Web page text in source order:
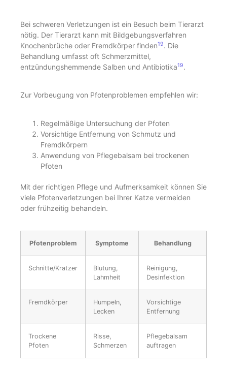
Bei schweren Verletzungen ist ein Besuch beim Tierarzt
nötig. Der Tierarzt kann mit Bildgebungsverfahren
Knochenbrüche oder Fremdkörper finden19. Die
Behandlung umfasst oft Schmerzmittel,
entzündungshemmende Salben und Antibiotika19.
Zur Vorbeugung von Pfotenproblemen empfehlen wir:
Regelmäßige Untersuchung der Pfoten
Vorsichtige Entfernung von Schmutz und
Fremdkörpern
Anwendung von Pflegebalsam bei trockenen
Pfoten
Mit der richtigen Pflege und Aufmerksamkeit können Sie
viele Pfotenverletzungen bei Ihrer Katze vermeiden
oder frühzeitig behandeln.
Pfotenproblem Symptome Behandlung
Schnitte/Kratzer
Blutung,
Lahmheit
Reinigung,
Desinfektion
Fremdkörper
Humpeln,
Lecken
Vorsichtige
Entfernung
Trockene
Pfoten
Risse,
Schmerzen
Pflegebalsam
auftragen